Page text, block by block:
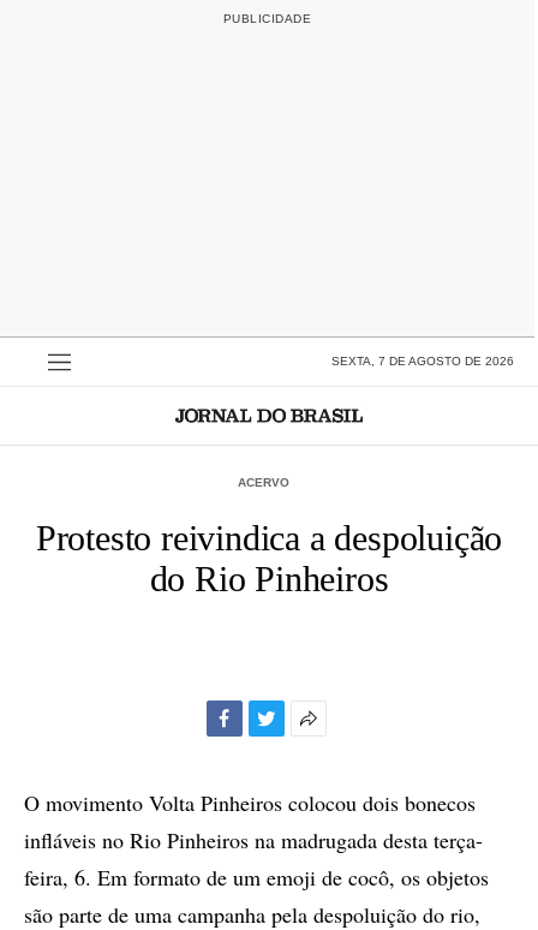
SEXTA, 7 DE AGOSTO DE 2026
ACERVO
Protesto reivindica a despoluição
do Rio Pinheiros
compartilhamento
O movimento Volta Pinheiros colocou dois bonecos
infláveis no Rio Pinheiros na madrugada desta terça-
feira, 6. Em formato de um emoji de cocô, os objetos
são parte de uma campanha pela despoluição do rio,